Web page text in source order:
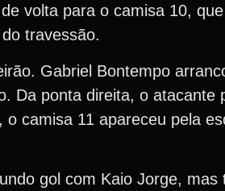
volta para o camisa 10,
travessão.
Gabriel Bontempo
Da ponta direita, o atacante
camisa 11 apareceu pela
gol com Kaio Jorge, mas